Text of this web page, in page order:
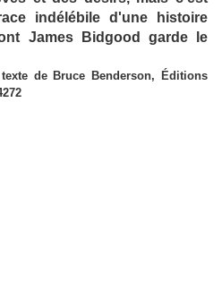
indélébile d'une histoire
James Bidgood garde le
de Bruce Benderson, Éditions